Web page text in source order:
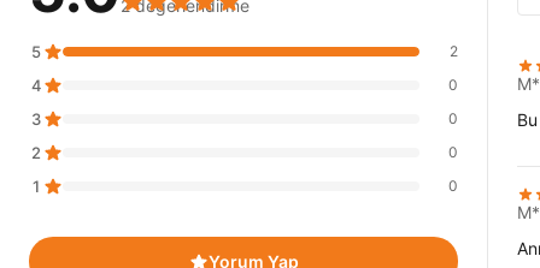
2 değerlendirme
5 2
4 0
3 0
2 0
1 0
Yorum Yap